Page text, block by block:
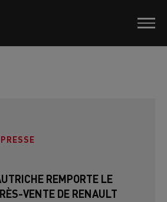
REMPORTE LE
VENTE DE RENAULT